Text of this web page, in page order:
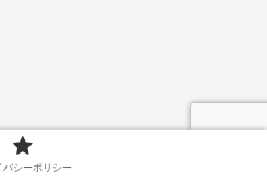
バシーポリシー